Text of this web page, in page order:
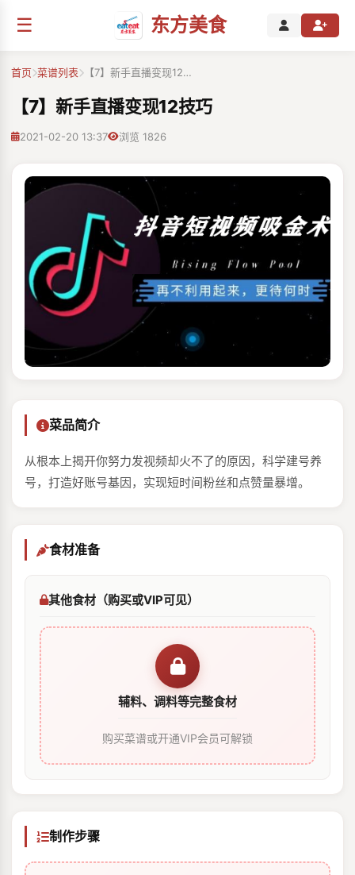
☰ 东方美食
首页 菜谱列表 【7】新手直播变现12…
【7】新手直播变现12技巧
2021-02-20 13:37 浏览 1826
菜品简介
从根本上揭开你努力发视频却火不了的原因，科学建号养
号，打造好账号基因，实现短时间粉丝和点赞量暴增。
食材准备
其他食材（购买或VIP可见）
辅料、调料等完整食材
购买菜谱或开通VIP会员可解锁
制作步骤